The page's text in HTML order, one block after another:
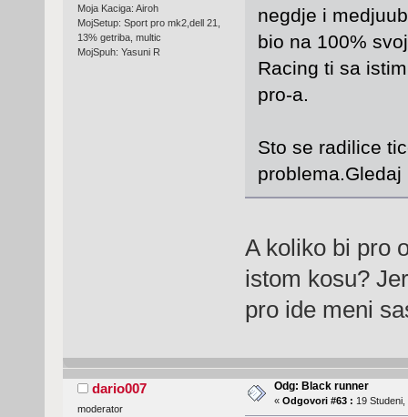
Moja Kaciga: Airoh
MojSetup: Sport pro mk2,dell 21,
13% getriba, multic
MojSpuh: Yasuni R
negdje i
bio na 100%
Racing ti sa
pro-a.
Sto se radilice
A koliko bi pro
istom kosu?
pro ide meni
dario007
moderator
Odg: Black runner
« Odgovori #63 : 19